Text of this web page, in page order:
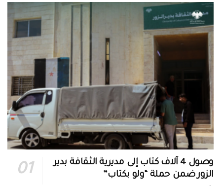
وصول 4 آلاف كتاب إلى مديرية الثقافة بدير
الزور ضمن حملة “ولو بكتاب”